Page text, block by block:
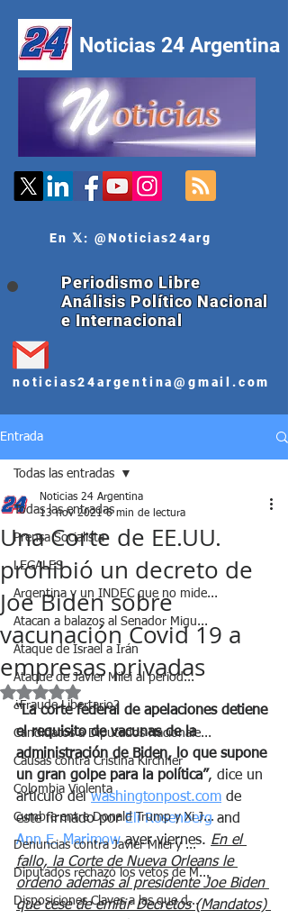
Noticias 24 Argentina
En 𝕏: @Noticias24arg
Periodismo Libre
Análisis Político Nacional
e Internacional
noticias24argentina@gmail.com
Entrada
Todas las entradas
Prensa Socialista
LEGALES
Argentina y un INDEC que no mide...
Atacan a balazos al Senador Migu...
Ataque de Israel a Irán
Ataque de Javier Milei al period...
¿Fraude Libertario?
Candidatos a Diputados Nacionale...
Causas contra Cristina Kirchner
Colombia Violenta
Cumbre entre Donald Trump y Xi J...
Denuncias contra Javier Milei y ...
Diputados rechazó los vetos de M...
Disposiciones Claves a las que d...
Todas las entradas
Una Corte de EE.UU.
prohibió un decreto de
Joe Biden sobre
vacunación Covid 19 a
empresas privadas
Noticias 24 Argentina
13 nov 2021 6 min de lectura
Obtuvo NaN de 5 estrellas.
“La corte federal de apelaciones detiene
el requisito de vacunas de la
administración de Biden, lo que supone
un gran golpe para la política”, dice un
artículo del washingtonpost.com de
este firmado por Eli Rosenberg and
Ann E. Marimow ayer viernes. En el
fallo, la Corte de Nueva Orleans le
ordenó además al presidente Joe Biden
que cese de emitir Decretos (Mandatos)